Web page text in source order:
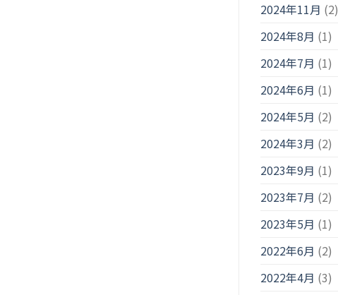
2024年11月 (2)
2024年8月 (1)
2024年7月 (1)
2024年6月 (1)
2024年5月 (2)
2024年3月 (2)
2023年9月 (1)
2023年7月 (2)
2023年5月 (1)
2022年6月 (2)
2022年4月 (3)